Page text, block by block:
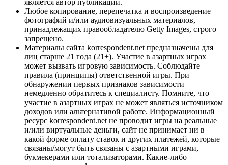
Любое копирование, перепечатка и воспроизведение
фотографий и/или аудиовизуальных материалов,
принадлежащих правообладателю Getty Images, строго
запрещено.
Материалы сайта korrespondent.net предназначены для
лиц старше 21 года (21+). Участие в азартных играх
может вызвать игровую зависимость. Соблюдайте
правила (принципы) ответственной игры. При
обнаружении первых признаков зависимости
немедленно обратитесь к специалисту. Помните, что
участие в азартных играх не может являться источником
доходов или альтернативой работе. Информационный
ресурс korrespondent.net не проводит игры на реальные
и/или виртуальные деньги, сайт не принимает ни в
какой форме оплату ставок и других платежей, которые
связаны/могут быть связаны с азартными играми,
букмекерами или тотализаторами. Какие-либо